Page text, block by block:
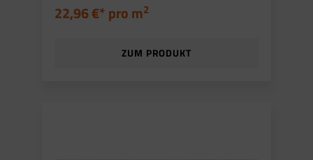
22,96 €* pro m2
ZUM PRODUKT